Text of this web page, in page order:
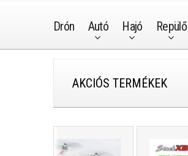
Drón Autó Hajó Repülő
AKCIÓS TERMÉKEK